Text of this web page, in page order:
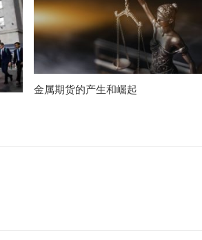
金属期货的产生和崛起